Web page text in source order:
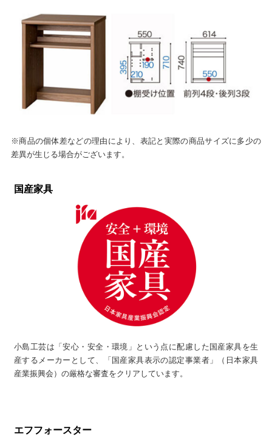
※商品の個体差などの理由により、表記と実際の商品サイズに多少の
差異が生じる場合がございます。
国産家具
小島工芸は「安心・安全・環境」という点に配慮した国産家具を生
産するメーカーとして、「国産家具表示の認定事業者」（日本家具
産業振興会）の厳格な審査をクリアしています。
エフフォースター